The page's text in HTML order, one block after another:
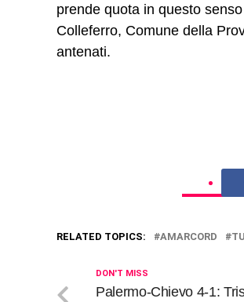
prende quota in questo
Colleferro, Comune della
antenati.
RELATED TOPICS: AMARCORD
DON'T MISS
Palermo-Chievo 4-1: